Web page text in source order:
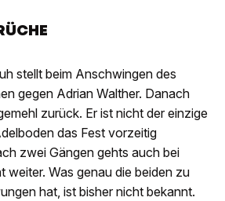
stellt beim Anschwingen des
gegen Adrian Walther. Danach
zurück. Er ist nicht der einzige
das Fest vorzeitig
zwei Gängen gehts auch bei
weiter. Was genau die beiden zu
hat, ist bisher nicht bekannt.